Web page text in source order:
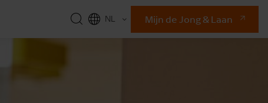
EN
NL Mijn de Jong & Laan